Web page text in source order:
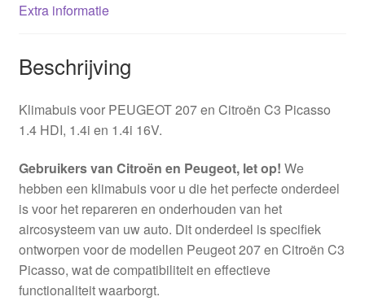
Extra informatie
Beschrijving
Klimabuis voor PEUGEOT 207 en Citroën C3 Picasso
1.4 HDI, 1.4i en 1.4i 16V.
Gebruikers van Citroën en Peugeot, let op! We
hebben een klimabuis voor u die het perfecte onderdeel
is voor het repareren en onderhouden van het
aircosysteem van uw auto. Dit onderdeel is specifiek
ontworpen voor de modellen Peugeot 207 en Citroën C3
Picasso, wat de compatibiliteit en effectieve
functionaliteit waarborgt.